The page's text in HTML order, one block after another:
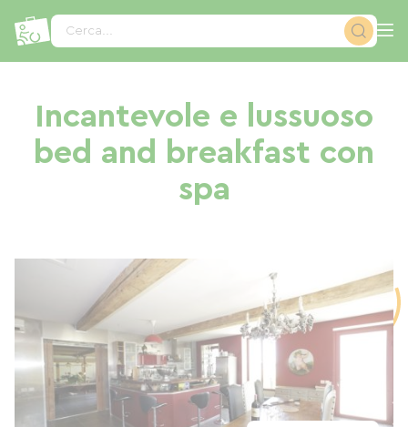
Cerca...
Incantevole e lussuoso
bed and breakfast con
spa
Pannello di gestione dei cookies